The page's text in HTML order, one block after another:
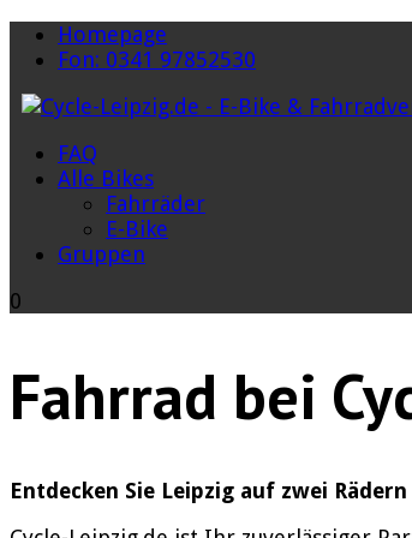
Homepage
Fon: 0341 97852530
FAQ
Alle Bikes
Fahrräder
E-Bike
Gruppen
0
Fahrrad bei
Entdecken Sie Leipzig auf zwei